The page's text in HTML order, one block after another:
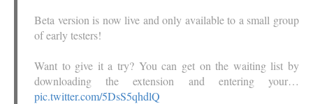
Beta version is now live and only available to a small group
of early testers!
Want to give it a try? You can get on the waiting list by
downloading the extension and entering your…
pic.twitter.com/5DsS5qhdlQ